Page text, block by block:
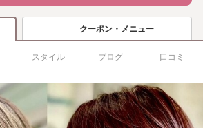
クーポン・メニュー
スタイル ブログ 口コミ